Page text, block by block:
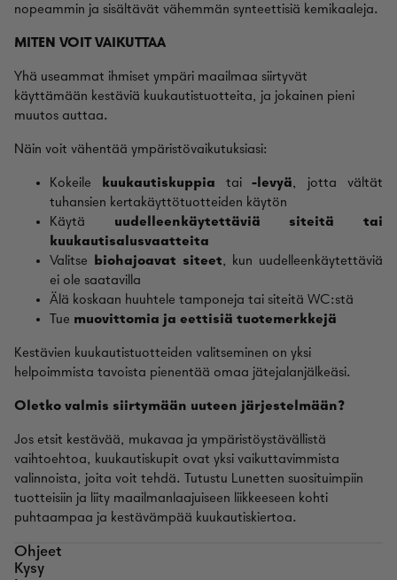
nopeammin ja sisältävät vähemmän synteettisiä kemikaaleja.
MITEN VOIT VAIKUTTAA
Yhä useammat ihmiset ympäri maailmaa siirtyvät
käyttämään kestäviä kuukautistuotteita, ja jokainen pieni
muutos auttaa.
Näin voit vähentää ympäristövaikutuksiasi:
Kokeile kuukautiskuppia tai-levyä, jotta vältät
tuhansien kertakäyttötuotteiden käytön
Käytä uudelleenkäytettäviä siteitä tai
kuukautisalusvaatteita
Valitse
biohajoavat siteet, kun uudelleenkäytettäviä
ei ole saatavilla
Älä koskaan huuhtele tamponeja tai siteitä WC:stä
Tue muovittomia ja eettisiä tuotemerkkejä
Kestävien kuukautistuotteiden valitseminen on yksi
helpoimmista tavoista pienentää omaa jätejalanjälkeäsi.
Oletko valmis siirtymään uuteen järjestelmään?
Jos etsit kestävää, mukavaa ja ympäristöystävällistä
vaihtoehtoa, kuukautiskupit ovat yksi vaikuttavimmista
valinnoista, joita voit tehdä. Tutustu Lunetten suosituimpiin
tuotteisiin ja liity maailmanlaajuiseen liikkeeseen kohti
puhtaampaa ja kestävämpää kuukautiskiertoa.
Ohjeet
Kysy